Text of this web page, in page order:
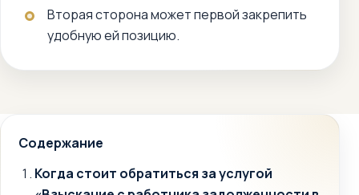
Вторая сторона может первой закрепить
удобную ей позицию.
Содержание
Когда стоит обратиться за услугой